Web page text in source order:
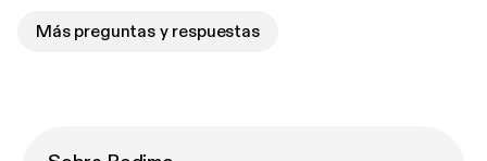
Más preguntas y respuestas